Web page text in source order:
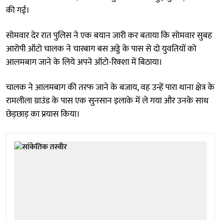
की गई।
सोमवार देर रात पुलिस ने एक बयान जारी कर बताया कि सोमवार सुबह
आरोपी ऑटो चालक ने चारबाग बस अड्डे के पास से दो युवतियों को
आलमबाग जाने के लिये अपने ऑटो-रिक्शा में बिठाया।
चालक ने आलमबाग की तरफ जाने के बजाय, वह उन्हें पारा थाना क्षेत्र के
रामलीला ग्राउंड के पास एक सुनसान इलाके में ले गया और उनके साथ
छेड़छाड़ का प्रयास किया।